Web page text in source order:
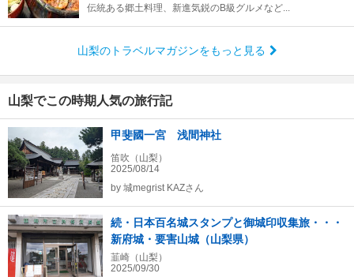
伝統ある郷土料理、新進気鋭のB級グルメなど...
山梨のトラベルマガジンをもっと見る
山梨でこの時期人気の旅行記
甲斐國一宮 浅間神社
笛吹（山梨）
2025/08/14
by 城megrist KAZさん
続・日本百名城スタンプと御城印収集旅・・・
新府城・要害山城（山梨県）
韮崎（山梨）
2025/09/30